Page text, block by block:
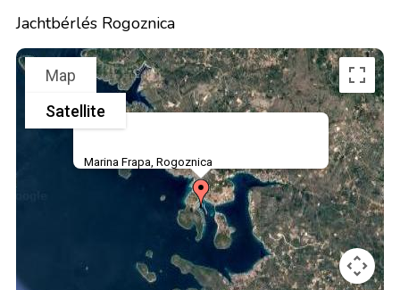
Jachtbérlés Rogoznica
Marina Frapa, Rogoznica
Map
Satellite